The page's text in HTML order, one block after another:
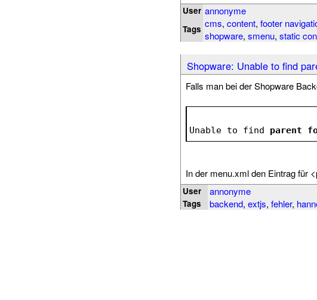
User annonyme
Tags cms, content, footer
shopware, smenu, static
Shopware: Unable to find
Falls man bei der Shopware
Unable to find parent
In der menu.xml den Eintrag für
User annonyme
Tags backend, extjs, fehler,